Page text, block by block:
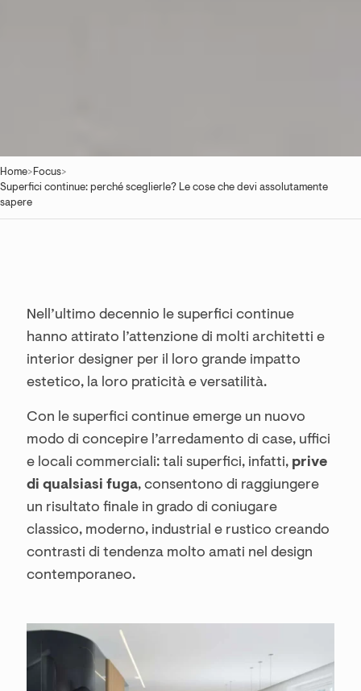
Home> Focus>
Superfici continue: perché sceglierle? Le cose che devi assolutamente
sapere
Nell’ultimo decennio le superfici continue
hanno attirato l’attenzione di molti architetti e
interior designer per il loro grande impatto
estetico, la loro praticità e versatilità.
Con le superfici continue emerge un nuovo
modo di concepire l’arredamento di case, uffici
e locali commerciali: tali superfici, infatti, prive
di qualsiasi fuga, consentono di raggiungere
un risultato finale in grado di coniugare
classico, moderno, industrial e rustico creando
contrasti di tendenza molto amati nel design
contemporaneo.